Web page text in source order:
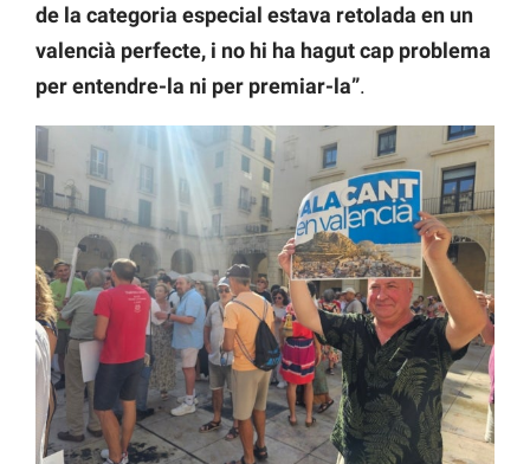
de la categoria especial estava retolada en un
valencià perfecte, i no hi ha hagut cap problema
per entendre-la ni per premiar-la”.